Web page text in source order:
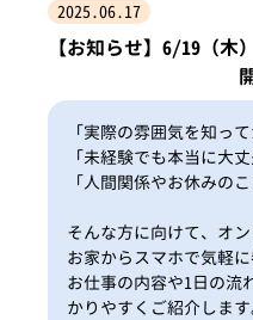
2025.06.17
【お知らせ】6/19（
「実際の雰囲気を知っ
「未経験でも本当に大丈
「人間関係やお休みの
そんな方に向けて、オ
お家からスマホで気軽
お仕事の内容や1日の流
かりやすくご紹介します